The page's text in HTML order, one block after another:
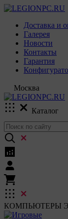
Доставка и
Галерея
Новости
Контакты
Гарантия
Москва
Каталог
КОМПЬЮТЕРЫ